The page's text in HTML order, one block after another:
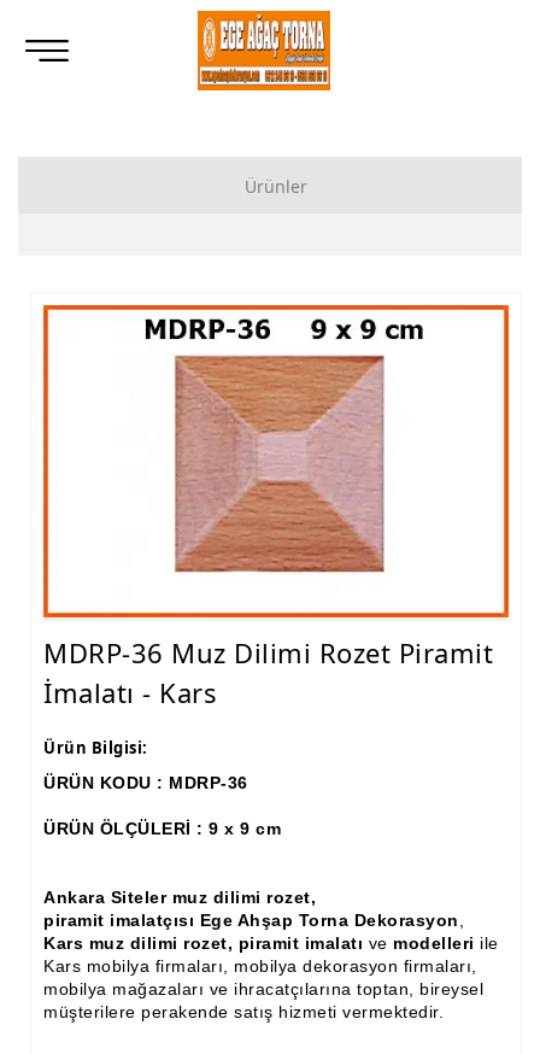
Ürünler
Tornalı Ahşap Ayak, Ahşap Topuz Ayak İmalatı, Modelleri
Ham Ahşap Göbekli Masa Ayak İmalatı, Modelleri
Ham Ahşap Yemek Masası İmalatı, Modelleri
Ham Ahşap Sandalye İmalatı, Modelleri
Ham Ahşap Zigon Sehpa İmalatı, Modelleri
Ham Ahşap Fiskos Sehpa İmalatı, Modelleri
Ham Ahşap Saksılık Çiçeklik İmalatı, Modelleri
Ham Ahşap Çalışma Masası İmalatı, Modelleri
Ham Ahşap Dilsiz Uşak İmalatı, Modelleri
Ham Ahşap Komodin İmalatı, Modelleri
MDRP-36 Muz Dilimi Rozet Piramit
İmalatı - Kars
Ürün Bilgisi:
ÜRÜN KODU : MDRP-36
ÜRÜN ÖLÇÜLERİ : 9 x 9 cm
Ankara Siteler muz dilimi rozet,
piramit imalatçısı Ege Ahşap Torna Dekorasyon
Kars muz dilimi rozet, piramit imalatı ve modelleri ile
Kars mobilya firmaları, mobilya dekorasyon firmaları,
mobilya mağazaları ve ihracatçılarına toptan, bireysel
müşterilere perakende satış hizmeti vermektedir.